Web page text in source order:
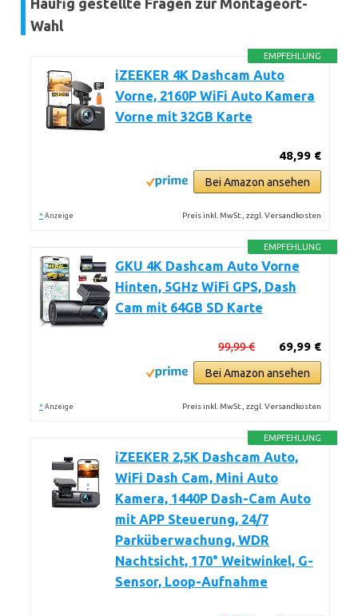
Häufig gestellte Fragen zur Montageort-
Wahl
EMPFEHLUNG
iZEEKER 4K Dashcam Auto
Vorne, 2160P WiFi Auto Kamera
Vorne mit 32GB Karte
48,99 €
Bei Amazon ansehen
* Anzeige Preis inkl. MwSt., zzgl. Versandkosten
EMPFEHLUNG
GKU 4K Dashcam Auto Vorne
Hinten, 5GHz WiFi GPS, Dash
Cam mit 64GB SD Karte
69,99 €
99,99 €
Bei Amazon ansehen
* Anzeige Preis inkl. MwSt., zzgl. Versandkosten
EMPFEHLUNG
iZEEKER 2,5K Dashcam Auto,
WiFi Dash Cam, Mini Auto
Kamera, 1440P Dash-Cam Auto
mit APP Steuerung, 24/7
Parküberwachung, WDR
Nachtsicht, 170° Weitwinkel, G-
Sensor, Loop-Aufnahme